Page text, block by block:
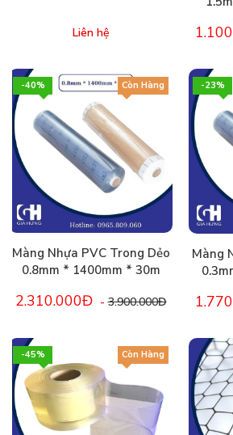
Liên hệ
-40% Còn Hàng
Màng Nhựa PVC Trong Dẻo
0.8mm * 1400mm * 30m
2.310.000Đ -3.900.000Đ
-23%
Màng
-45% Còn Hàng